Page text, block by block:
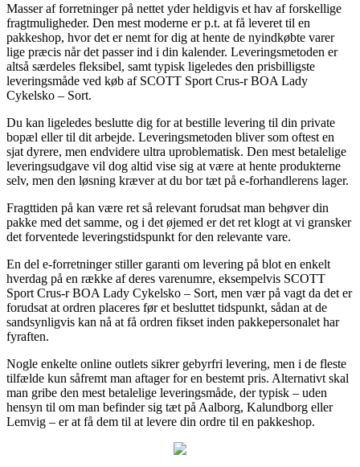
Masser af forretninger på nettet yder heldigvis et hav af forskellige
fragtmuligheder. Den mest moderne er p.t. at få leveret til en
pakkeshop, hvor det er nemt for dig at hente de nyindkøbte varer
lige præcis når det passer ind i din kalender. Leveringsmetoden er
altså særdeles fleksibel, samt typisk ligeledes den prisbilligste
leveringsmåde ved køb af SCOTT Sport Crus-r BOA Lady
Cykelsko – Sort.
Du kan ligeledes beslutte dig for at bestille levering til din private
bopæl eller til dit arbejde. Leveringsmetoden bliver som oftest en
sjat dyrere, men endvidere ultra uproblematisk. Den mest betalelige
leveringsudgave vil dog altid vise sig at være at hente produkterne
selv, men den løsning kræver at du bor tæt på e-forhandlerens lager.
Fragttiden på kan være ret så relevant forudsat man behøver din
pakke med det samme, og i det øjemed er det ret klogt at vi gransker
det forventede leveringstidspunkt for den relevante vare.
En del e-forretninger stiller garanti om levering på blot en enkelt
hverdag på en række af deres varenumre, eksempelvis SCOTT
Sport Crus-r BOA Lady Cykelsko – Sort, men vær på vagt da det er
forudsat at ordren placeres før et besluttet tidspunkt, sådan at de
sandsynligvis kan nå at få ordren fikset inden pakkepersonalet har
fyraften.
Nogle enkelte online outlets sikrer gebyrfri levering, men i de fleste
tilfælde kun såfremt man aftager for en bestemt pris. Alternativt skal
man gribe den mest betalelige leveringsmåde, der typisk – uden
hensyn til om man befinder sig tæt på Aalborg, Kalundborg eller
Lemvig – er at få dem til at levere din ordre til en pakkeshop.